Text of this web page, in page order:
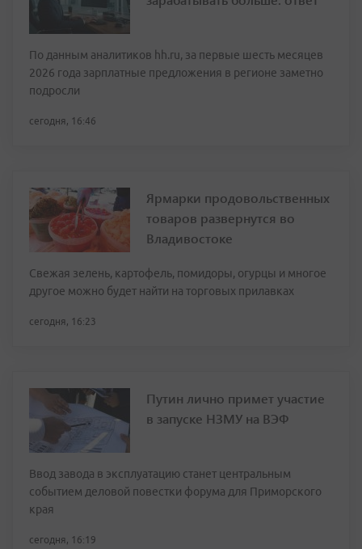
По данным аналитиков hh.ru, за первые шесть месяцев
2026 года зарплатные предложения в регионе заметно
подросли
сегодня, 16:46
Ярмарки продовольственных
товаров развернутся во
Владивостоке
Свежая зелень, картофель, помидоры, огурцы и многое
другое можно будет найти на торговых прилавках
сегодня, 16:23
Путин лично примет участие
в запуске НЗМУ на ВЭФ
Ввод завода в эксплуатацию станет центральным
событием деловой повестки форума для Приморского
края
сегодня, 16:19